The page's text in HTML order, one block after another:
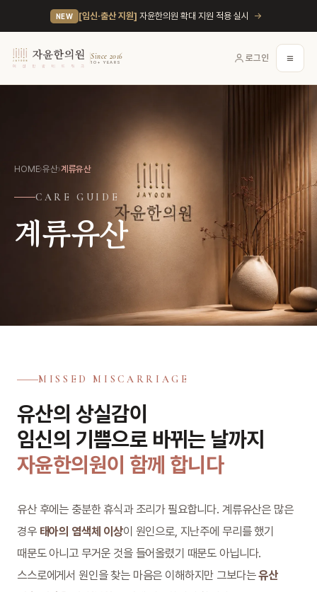
NEW [임신·출산 지원] 자윤한의원 확대 지원 적용 실시 →
Since 2016
10+ YEARS 로그인 ≡
HOME›유산›계류유산
CARE GUIDE
계류유산
MISSED MISCARRIAGE
유산의 상실감이
임신의 기쁨으로 바뀌는 날까지
자윤한의원이 함께 합니다
유산 후에는 충분한 휴식과 조리가 필요합니다. 계류유산은 많은
경우 태아의 염색체 이상이 원인으로, 지난주에 무리를 했기
때문도 아니고 무거운 것을 들어올렸기 때문도 아닙니다.
스스로에게서 원인을 찾는 마음은 이해하지만 그보다는유산